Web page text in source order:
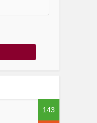
143